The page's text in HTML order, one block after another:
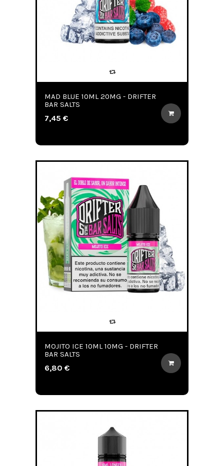
MAD BLUE 10ML 20MG - DRIFTER
BAR SALTS
7,45 €
MOJITO ICE 10ML 10MG - DRIFTER
BAR SALTS
6,80 €